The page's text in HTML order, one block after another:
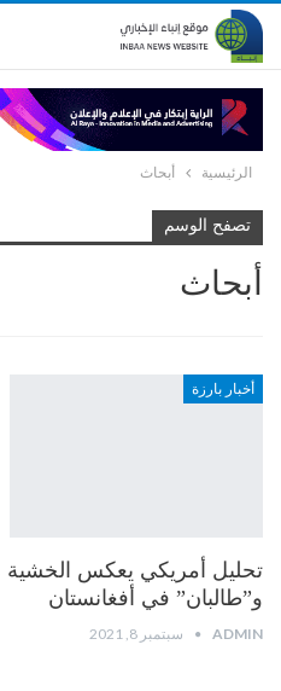
الرئيسية أبحاث
تصفح الوسم
أبحاث
أخبار بارزة
تحليل أمريكي يعكس الخشية
و”طالبان” في أفغانستان
ADMIN سبتمبر 8, 2021